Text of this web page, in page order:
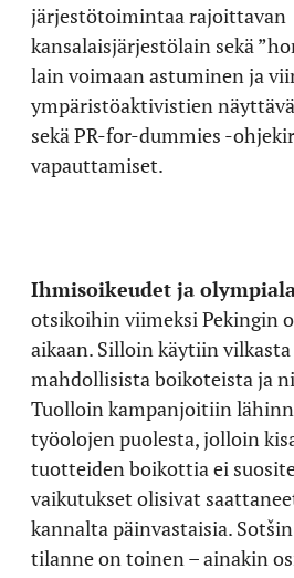
järjestötoimintaa rajoittavan
kansalaisjärjestölain sekä
lain voimaan astuminen ja
ympäristöaktivistien
sekä PR-for-dummies -
vapauttamiset.
Ihmisoikeudet ja
otsikoihin viimeksi Pekingin
aikaan. Silloin käytiin vilkasta
mahdollisista boikoteista ja
Tuolloin kampanjoitiin
työolojen puolesta, jolloin
tuotteiden boikottia ei
vaikutukset olisivat
kannalta päinvastaisia.
tilanne on toinen – ainakin